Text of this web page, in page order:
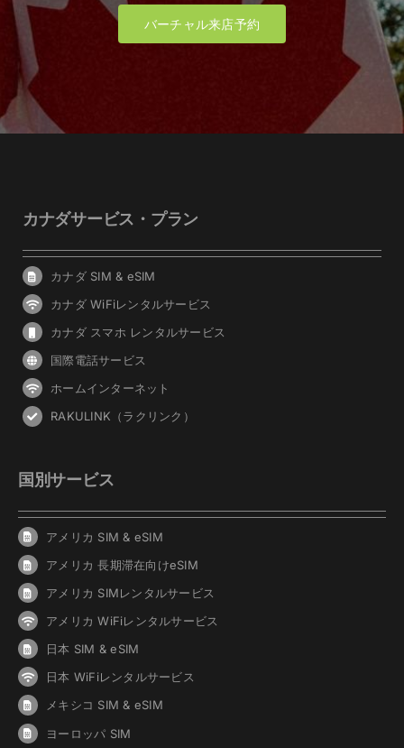
バーチャル来店予約
カナダサービス・プラン
カナダ SIM & eSIM
カナダ WiFiレンタルサービス
カナダ スマホ レンタルサービス
国際電話サービス
ホームインターネット
RAKULINK（ラクリンク）
国別サービス
アメリカ SIM & eSIM
アメリカ 長期滞在向けeSIM
アメリカ SIMレンタルサービス
アメリカ WiFiレンタルサービス
日本 SIM & eSIM
日本 WiFiレンタルサービス
メキシコ SIM & eSIM
ヨーロッパ SIM